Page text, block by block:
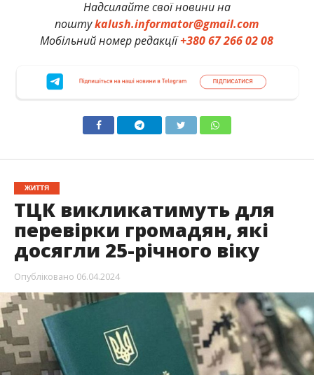
Надсилайте свої новини на
поштуkalush.informator@gmail.com
Мобільний номер редакції+380 67 266 02 08
ЖИТТЯ
ТЦК викликатимуть для
перевірки громадян, які
досягли 25-річного віку
Опубліковано 06.04.2024